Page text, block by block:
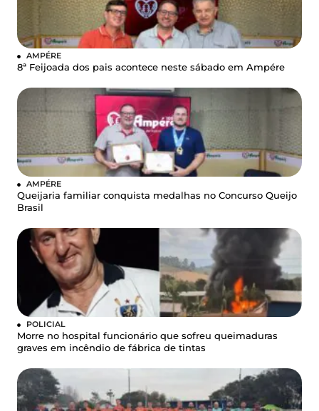
AMPÉRE
8ª Feijoada dos pais acontece neste sábado em Ampére
AMPÉRE
Queijaria familiar conquista medalhas no Concurso Queijo
Brasil
POLICIAL
Morre no hospital funcionário que sofreu queimaduras
graves em incêndio de fábrica de tintas